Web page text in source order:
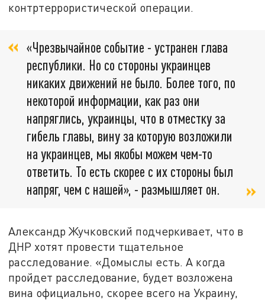
контртеррористической операции.
«Чрезвычайное событие - устранен глава
республики. Но со стороны украинцев
никаких движений не было. Более того, по
некоторой информации, как раз они
напряглись, украинцы, что в отместку за
гибель главы, вину за которую возложили
на украинцев, мы якобы можем чем-то
ответить. То есть скорее с их стороны был
напряг, чем с нашей», - размышляет он.
Александр Жучковский подчеркивает, что в
ДНР хотят провести тщательное
расследование. «Домыслы есть. А когда
пройдет расследование, будет возложена
вина официально, скорее всего на Украину,